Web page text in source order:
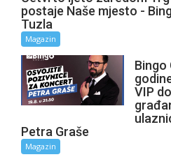
postaje Naše mjesto -
Tuzla
Magazin
Bingo
VIP
Petra Graše
Magazin